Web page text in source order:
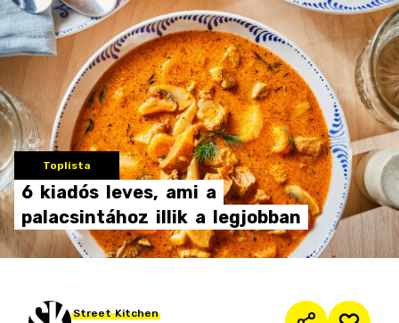
Toplista
6 kiadós leves, ami a
palacsintához illik a legjobban
Street Kitchen